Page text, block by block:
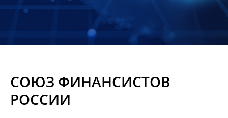
Контакты
Материалы
СОЮЗ ФИНАНСИСТОВ
РОССИИ